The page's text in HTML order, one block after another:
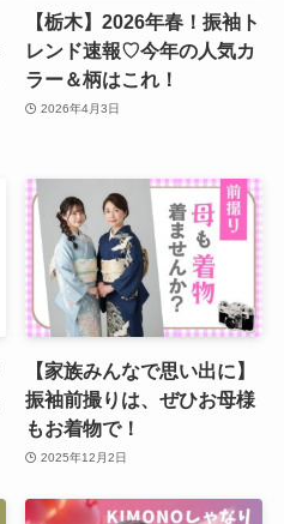
【栃木】2026年春！振袖ト
レンド速報♡今年の人気カ
ラー＆柄はこれ！
2026年4月3日
【家族みんなで思い出に】
振袖前撮りは、ぜひお母様
もお着物で！
2025年12月2日